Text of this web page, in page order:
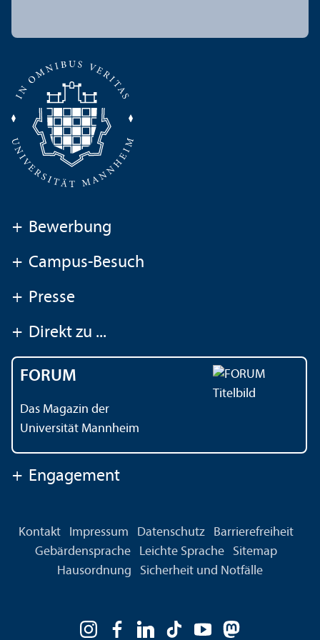
+ Bewerbung
+ Campus-Besuch
+ Presse
+ Direkt zu ...
FORUM
Das Magazin der
Universität Mannheim
+ Engagement
Kontakt Impressum Datenschutz
Barrierefreiheit
Gebärdensprache
Leichte Sprache
Sitemap
Hausordnung
Sicherheit und Notfälle